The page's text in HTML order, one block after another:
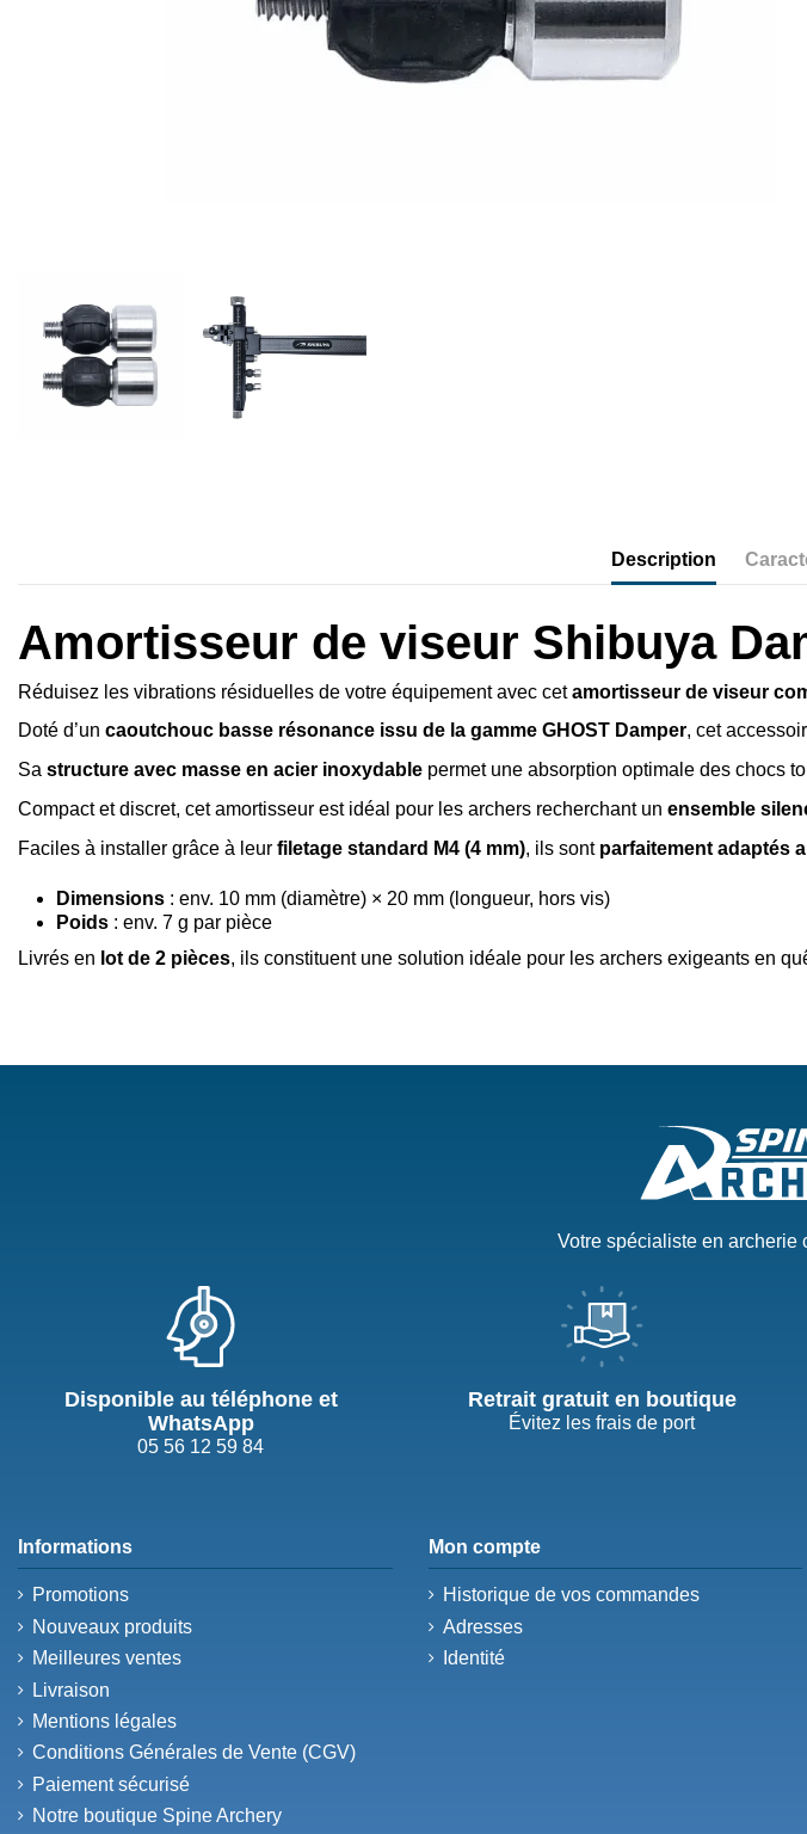
Description
Amortisseur de viseur Shibuya
Réduisez les vibrations résiduelles de votre équipement avec cetamortisseur de viseur
Doté d’un caoutchouc basse résonance issu de la gamme GHOST Damper, cet
Sa structure avec masse en acier inoxydable permet une absorption optimale des chocs
Compact et discret, cet amortisseur est idéal pour les archers recherchant un ensemble
Faciles à installer grâce à leur filetage standard M4 (4 mm), ils sont parfaitement adaptés
Dimensions : env. 10 mm (diamètre) × 20 mm (longueur, hors vis)
Poids : env. 7 g par pièce
Livrés en lot de 2 pièces, ils constituent une solution idéale pour les archers exigeants en
Votre spécialiste en archerie
Disponible au téléphone et
WhatsApp
05 56 12 59 84
Retrait gratuit en boutique
Évitez les frais de port
Informations
Promotions
Nouveaux produits
Meilleures ventes
Livraison
Mentions légales
Conditions Générales de Vente (CGV)
Paiement sécurisé
Notre boutique Spine Archery
Mon compte
Historique de vos commandes
Adresses
Identité